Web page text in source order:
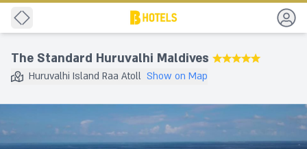
Back
The Standard Huruvalhi Maldives ★★★★★
Huruvalhi Island Raa Atoll Show on Map